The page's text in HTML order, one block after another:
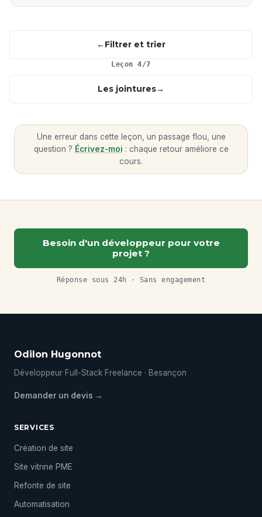
Filtrer et trier
Leçon 4/7
Les jointures
Une erreur dans cette leçon, un passage flou, une
question ? Écrivez-moi : chaque retour améliore ce
cours.
Besoin d'un développeur pour votre
projet ?
Réponse sous 24h · Sans engagement
Odilon Hugonnot
Développeur Full-Stack Freelance · Besançon
Demander un devis →
SERVICES
Création de site
Site vitrine PME
Refonte de site
Automatisation